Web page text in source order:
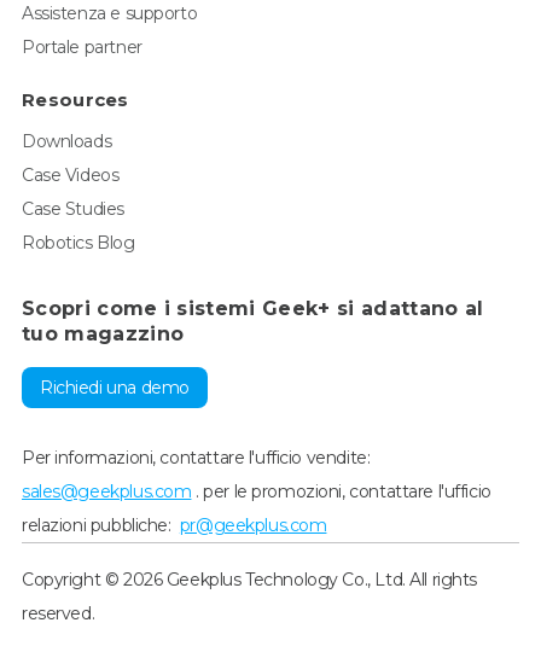
Assistenza e supporto
Portale partner
Resources
Downloads
Case Videos
Case Studies
Robotics Blog
Scopri come i sistemi Geek+ si adattano al
tuo magazzino
Richiedi una demo
Per informazioni, contattare l'ufficio vendite:
sales@geekplus.com . per le promozioni, contattare l'ufficio
relazioni pubbliche: pr@geekplus.com
Copyright © 2026 Geekplus Technology Co., Ltd. All rights
reserved.